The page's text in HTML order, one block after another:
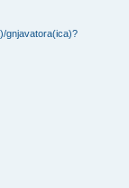
gnjavatora(ica)?